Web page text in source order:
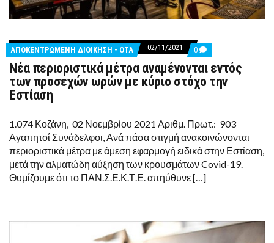
ΑΠΟΚΕΝΤΡΩΜΕΝΗ ΔΙΟΙΚΗΣΗ - ΟΤΑ 02/11/2021 0 COMMENTS
ON
ΝΈΑ
ΠΕΡΙΟΡΙΣΤΙΚΆ
ΜΈΤΡΑ
ΠΡΟΣΕΧΏΝ
ΜΕ
ΚΎΡΙΟ
ΣΤΌΧΟ
ΤΗΝ
ΕΣΤΊΑΣΗ
Νέα περιοριστικά μέτρα αναμένονται εντός
των προσεχών ωρών με κύριο στόχο την
Εστίαση
1.074 Κοζάνη, 02 Νοεμβρίου 2021 Αριθμ. Πρωτ.: 903
Αγαπητοί Συνάδελφοι, Ανά πάσα στιγμή ανακοινώνονται
περιοριστικά μέτρα με άμεση εφαρμογή ειδικά στην Εστίαση,
μετά την αλματώδη αύξηση των κρουσμάτων Covid-19.
Θυμίζουμε ότι το ΠΑΝ.Σ.Ε.Κ.Τ.Ε. απηύθυνε […]